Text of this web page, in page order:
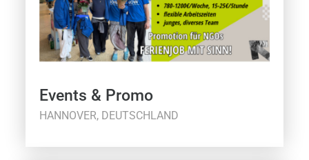
Events & Promo
HANNOVER, DEUTSCHLAND